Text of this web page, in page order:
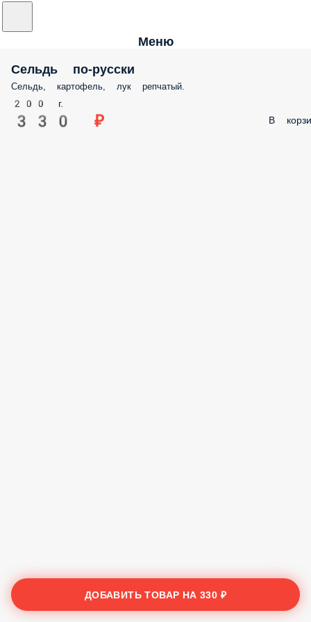
Меню
Сельдь по-русски
Сельдь, картофель, лук репчатый.
200 г.
330 ₽ В
ДОБАВИТЬ ТОВАР НА330 ₽